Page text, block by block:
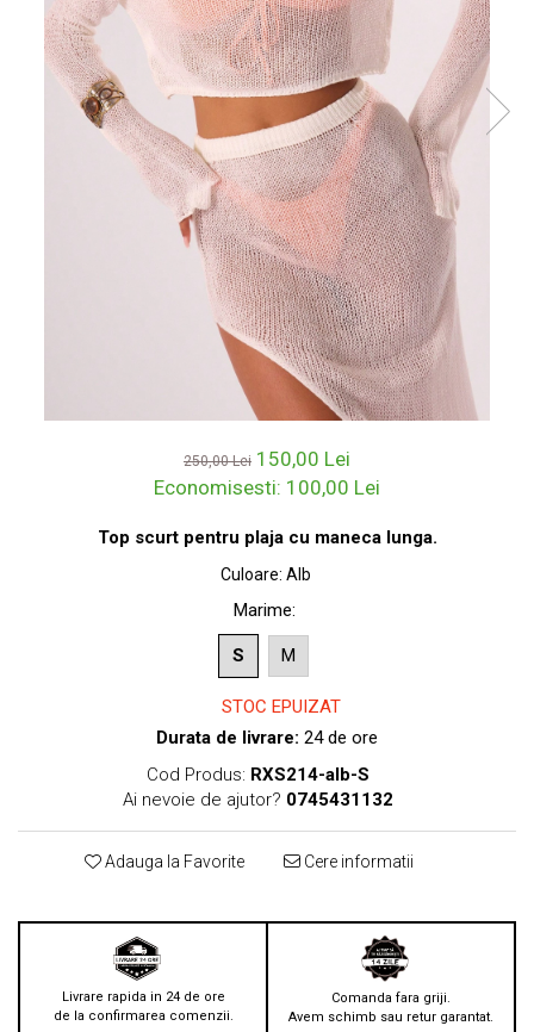
250,00 Lei 150,00 Lei
Economisesti: 100,00 Lei
Top scurt pentru plaja cu maneca lunga.
Culoare: Alb
Marime:
S M
STOC EPUIZAT
Durata de livrare: 24 de ore
Cod Produs: RXS214-alb-S
Ai nevoie de ajutor? 0745431132
Adauga la Favorite Cere informatii
Livrare rapida in 24 de ore
de la confirmarea comenzii.
Comanda fara griji.
Avem schimb sau retur garantat.